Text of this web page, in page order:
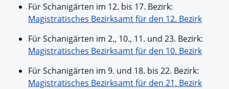
Für Schanigärten im 12. bis 17. Bezirk:
Magistratisches Bezirksamt für den 12. Bezirk
Für Schanigärten im 2., 10., 11. und 23. Bezirk:
Magistratisches Bezirksamt für den 10. Bezirk
Für Schanigärten im 9. und 18. bis 22. Bezirk:
Magistratisches Bezirksamt für den 21. Bezirk